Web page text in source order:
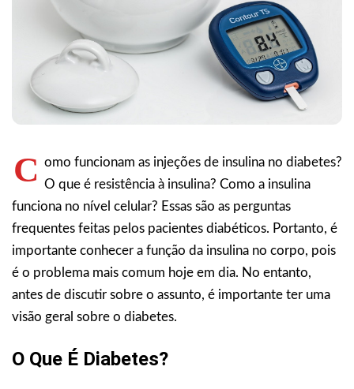
C omo funcionam as injeções de insulina no diabetes?
O que é resistência à insulina? Como a insulina
funciona no nível celular? Essas são as perguntas
frequentes feitas pelos pacientes diabéticos. Portanto, é
importante conhecer a função da insulina no corpo, pois
é o problema mais comum hoje em dia. No entanto,
antes de discutir sobre o assunto, é importante ter uma
visão geral sobre o diabetes.
O Que É Diabetes?